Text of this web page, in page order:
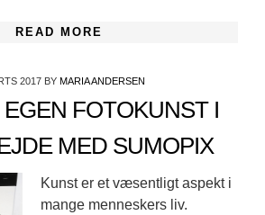
READ MORE
2017 BY MARIA ANDERSEN
FOTOKUNST I
MED SUMOPIX
Kunst er et væsentligt aspekt i
mange menneskers liv.